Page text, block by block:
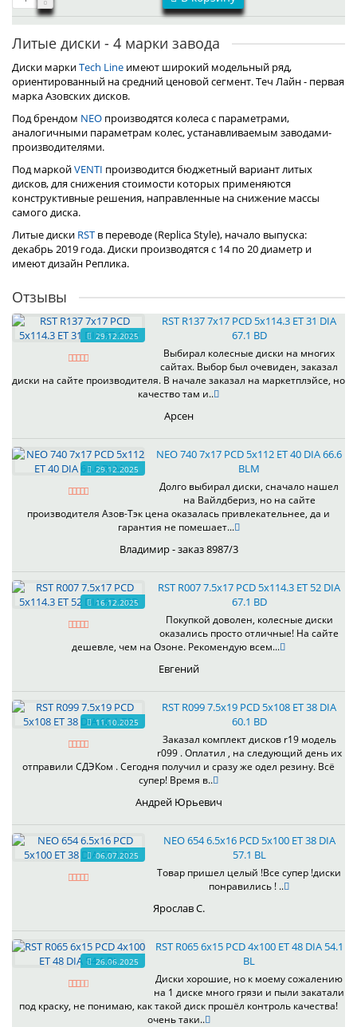
Литые диски - 4 марки завода
Диски маркиTech Line имеют широкий модельный ряд,
ориентированный на средний ценовой сегмент. Теч Лайн - первая
марка Азовских дисков.
Под брендом NEO производятся колеса с параметрами,
аналогичными параметрам колес, устанавливаемым заводами-
производителями.
Под маркойVENTI производится бюджетный вариант литых
дисков, для снижения стоимости которых применяются
конструктивные решения, направленные на снижение массы
самого диска.
Литые диски RST в переводе (Replica Style), начало выпуска:
декабрь 2019 года. Диски производятся с 14 по 20 диаметр и
имеют дизайн Реплика.
Отзывы
29.12.2025
RST R137 7x17 PCD 5x114.3 ET 31 DIA
67.1 BD
Выбирал колесные диски на многих
сайтах. Выбор был очевиден, заказал
диски на сайте производителя. В начале заказал на маркетплэйсе, но
качество там и..
Арсен
29.12.2025
NEO 740 7x17 PCD 5x112 ET 40 DIA 66.6
BLM
Долго выбирал диски, сначало нашел
на Вайлдбериз, но на сайте
производителя Азов-Тэк цена оказалась привлекательнее, да и
гарантия не помешает...
Владимир - заказ 8987/3
16.12.2025
RST R007 7.5x17 PCD 5x114.3 ET 52 DIA
67.1 BD
Покупкой доволен, колесные диски
оказались просто отличные! На сайте
дешевле, чем на Озоне. Рекомендую всем...
Евгений
11.10.2025
RST R099 7.5x19 PCD 5x108 ET 38 DIA
60.1 BD
Заказал комплект дисков r19 модель
r099 . Оплатил , на следующий день их
отправили СДЭКом . Сегодня получил и сразу же одел резину. Всё
супер! Время в..
Андрей Юрьевич
06.07.2025
NEO 654 6.5x16 PCD 5x100 ET 38 DIA
57.1 BL
Товар пришел целый !Все супер !диски
понравились ! ..
Ярослав С.
26.06.2025
RST R065 6x15 PCD 4x100 ET 48 DIA 54.1
BL
Диски хорошие, но к моему сожалению
на 1 диске много грязи и пыли закатали
под краску, не понимаю, как такой диск прошёл контроль качества!
очень таки..